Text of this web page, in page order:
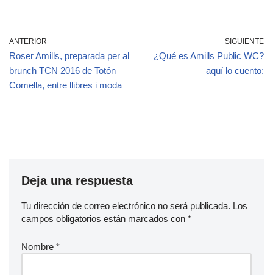
ANTERIOR
Roser Amills, preparada per al
brunch TCN 2016 de Totón
Comella, entre llibres i moda
SIGUIENTE
¿Qué es Amills Public WC?
aquí lo cuento:
Deja una respuesta
Tu dirección de correo electrónico no será publicada. Los
campos obligatorios están marcados con *
Nombre *